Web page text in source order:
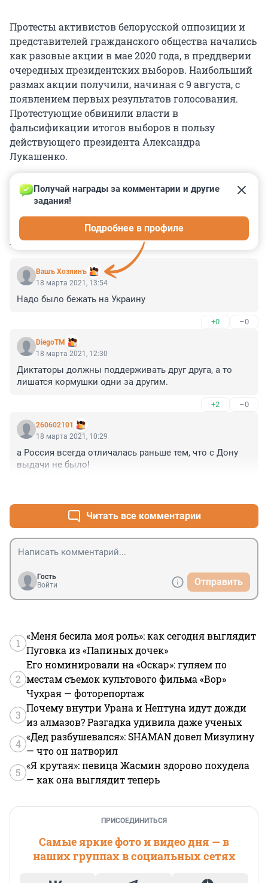
Протесты активистов белорусской оппозиции и
представителей гражданского общества начались
как разовые акции в мае 2020 года, в преддверии
очередных президентских выборов. Наибольший
размах акции получили, начиная с 9 августа, с
появлением первых результатов голосования.
Протестующие обвинили власти в
фальсификации итогов выборов в пользу
действующего президента Александра
Лукашенко.
КОММЕНТАРИИ 8
Вашъ Хозяинъ
Получай награды за комментарии и другие
задания!
Подробнее в профиле
18 марта 2021, 13:54
Надо было бежать на Украину
+0 –0
DiegoTM
18 марта 2021, 12:30
Диктаторы должны поддерживать друг друга, а то
лишатся кормушки одни за другим.
+2 –0
260602101
18 марта 2021, 10:29
а Россия всегда отличалась раньше тем, что с Дону
выдачи не было!
Читать все комментарии
Гость
Войти
Отправить
1
«Меня бесила моя роль»: как сегодня выглядит
Пуговка из «Папиных дочек»
2
Его номинировали на «Оскар»: гуляем по
местам съемок культового фильма «Вор»
Чухрая — фоторепортаж
3
Почему внутри Урана и Нептуна идут дожди
из алмазов? Разгадка удивила даже ученых
4
«Дед разбушевался»: SHAMAN довел Мизулину
— что он натворил
5
«Я крутая»: певица Жасмин здорово похудела
— как она выглядит теперь
ПРИСОЕДИНИТЬСЯ
Самые яркие фото и видео дня — в
наших группах в социальных сетях